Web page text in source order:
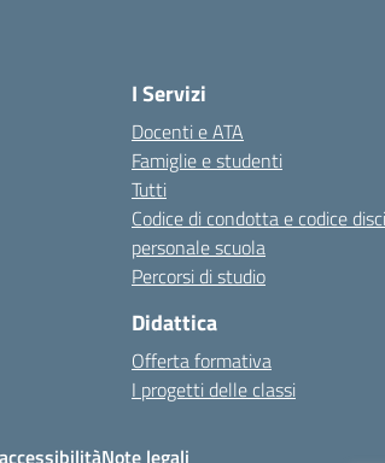
I Servizi
Docenti e ATA
Famiglie e studenti
Tutti
Codice di condotta e codice
personale scuola
Percorsi di studio
Didattica
Offerta formativa
I progetti delle classi
Note legali